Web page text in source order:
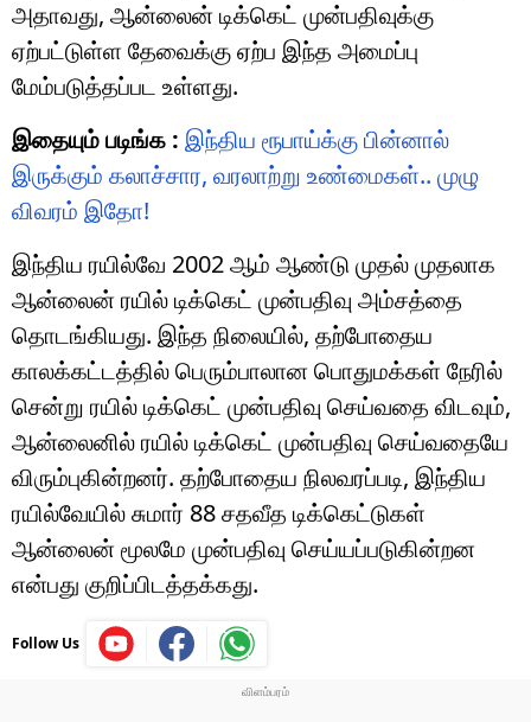
அதாவது, ஆன்லைன் டிக்கெட் முன்பதிவுக்கு
ஏற்பட்டுள்ள தேவைக்கு ஏற்ப இந்த அமைப்பு
மேம்படுத்தப்பட உள்ளது.
இதையும் படிங்க : இந்திய ரூபாய்க்கு பின்னால்
இருக்கும் கலாச்சார, வரலாற்று உண்மைகள்.. முழு
விவரம் இதோ!
இந்திய ரயில்வே 2002 ஆம் ஆண்டு முதல் முதலாக
ஆன்லைன் ரயில் டிக்கெட் முன்பதிவு அம்சத்தை
தொடங்கியது. இந்த நிலையில், தற்போதைய
காலக்கட்டத்தில் பெரும்பாலான பொதுமக்கள் நேரில்
சென்று ரயில் டிக்கெட் முன்பதிவு செய்வதை விடவும்,
ஆன்லைனில் ரயில் டிக்கெட் முன்பதிவு செய்வதையே
விரும்புகின்றனர். தற்போதைய நிலவரப்படி, இந்திய
ரயில்வேயில் சுமார் 88 சதவீத டிக்கெட்டுகள்
ஆன்லைன் மூலமே முன்பதிவு செய்யப்படுகின்றன
என்பது குறிப்பிடத்தக்கது.
Follow Us